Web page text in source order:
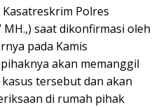
Polres
MH.,) saat dikonfirmasi oleh
pada Kamis
akan memanggil
tersebut dan akan
di rumah pihak